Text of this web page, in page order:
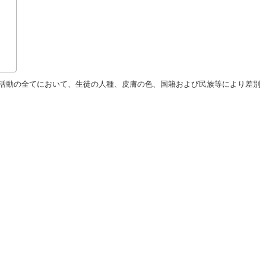
の全てにおいて、生徒の人種、皮膚の色、国籍および民族等により差別